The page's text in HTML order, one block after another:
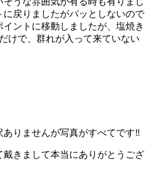
戻りましたがパッとしないので
ントに移動しましたが、塩焼き
けで、群れが入って来ていない
りませんが写真がすべてです‼️
きまして本当にありがとうござ